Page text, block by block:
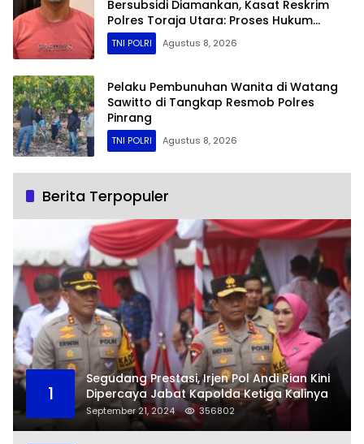
Bersubsidi Diamankan, Kasat Reskrim
Polres Toraja Utara: Proses Hukum
Berjalan Transparan​
TNI POLRI Agustus 8, 2026
Pelaku Pembunuhan Wanita di Watang
Sawitto di Tangkap Resmob Polres
Pinrang
TNI POLRI Agustus 8, 2026
Berita Terpopuler
1
Segudang Prestasi, Irjen Pol Andi Rian Kini
Dipercaya Jabat Kapolda Ketiga Kalinya
September 21, 2024 356802